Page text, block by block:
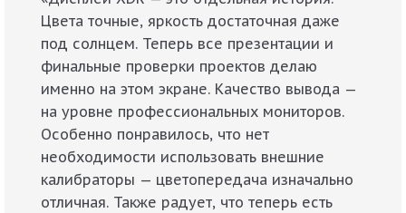
Цвета точные, яркость достаточная даже
под солнцем. Теперь все презентации и
финальные проверки проектов делаю
именно на этом экране. Качество вывода —
на уровне профессиональных мониторов.
Особенно понравилось, что нет
необходимости использовать внешние
калибраторы — цветопередача изначально
отличная. Также радует, что теперь есть